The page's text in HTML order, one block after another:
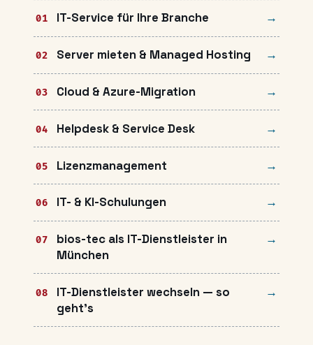
IT-Service für Ihre Branche
Server mieten & Managed Hosting
Cloud & Azure-Migration
Helpdesk & Service Desk
Lizenzmanagement
IT- & KI-Schulungen
bios-tec als IT-Dienstleister in
München
IT-Dienstleister wechseln — so
geht's